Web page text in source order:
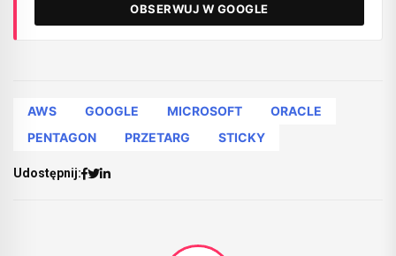
OBSERWUJ W GOOGLE
AWS GOOGLE MICROSOFT
ORACLE
PENTAGON
PRZETARG STICKY
Udostępnij: